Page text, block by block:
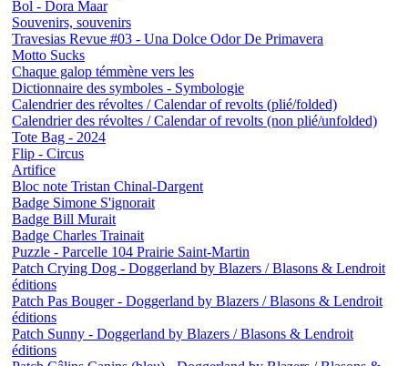
Bol - Dora Maar
Souvenirs, souvenirs
Travesias Revue #03 - Una Dolce Odor De Primavera
Motto Sucks
Chaque galop témmène vers les
Dictionnaire des symboles - Symbologie
Calendrier des révoltes / Calendar of revolts (plié/folded)
Calendrier des révoltes / Calendar of revolts (non plié/unfolded)
Tote Bag - 2024
Flip - Circus
Artifice
Bloc note Tristan Chinal-Dargent
Badge Simone S'ignorait
Badge Bill Murait
Badge Charles Trainait
Puzzle - Parcelle 104 Prairie Saint-Martin
Patch Crying Dog - Doggerland by Blazers / Blasons & Lendroit
éditions
Patch Pas Bouger - Doggerland by Blazers / Blasons & Lendroit
éditions
Patch Sunny - Doggerland by Blazers / Blasons & Lendroit
éditions